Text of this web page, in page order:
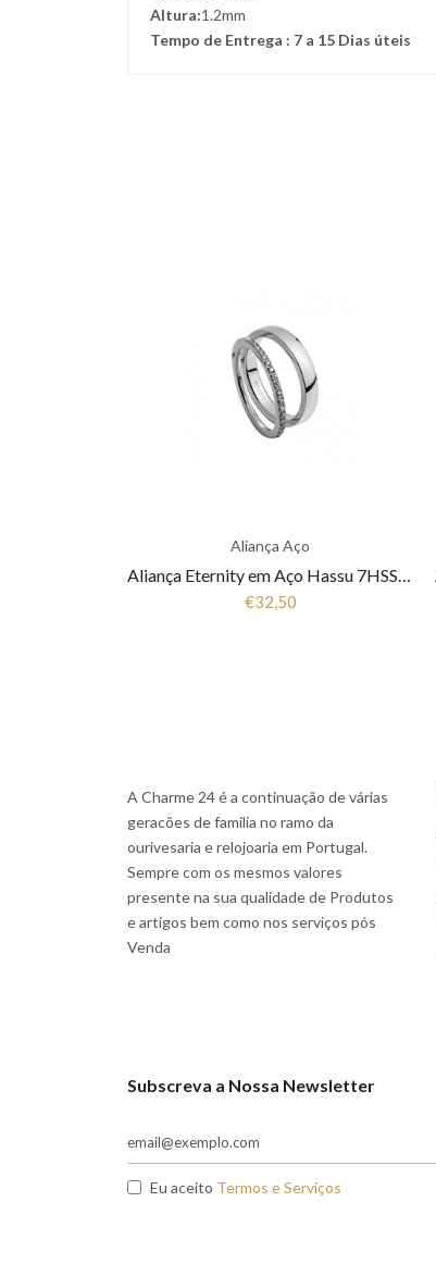
Altura:1.2mm
Tempo de Entrega : 7 a 15 Dias úteis
Aliança Aço
Aliança Eternity em Aço Hassu 7HSS010148A
€32,50
A Charme 24 é a continuação de várias
geracões de familia no ramo da
ourivesaria e relojoaria em Portugal.
Sempre com os mesmos valores
presente na sua qualidade de Produtos
e artigos bem como nos serviços pós
Venda
Subscreva a Nossa Newsletter
Eu aceito Termos e Serviços